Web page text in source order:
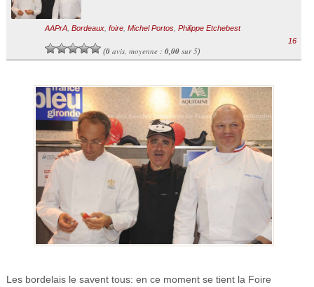
AAPrA, Bordeaux, foire, Michel Portos, Philippe Etchebest
(0avis, moyenne : 0,00sur 5)
16
Les bordelais le savent tous: en ce moment se tient la Foire